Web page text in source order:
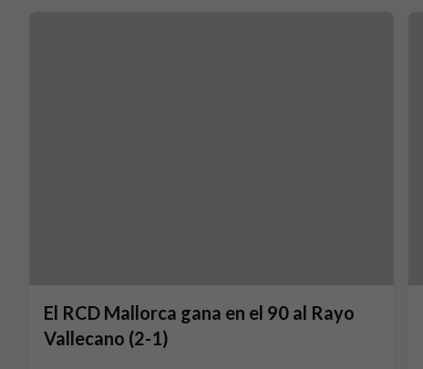
El RCD Mallorca gana en el 90 al Rayo
Vallecano (2-1)